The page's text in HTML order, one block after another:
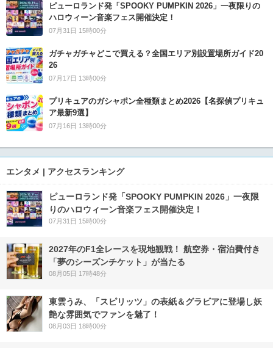
ピューロランド発「SPOOKY PUMPKIN 2026」一夜限りの
ハロウィーン音楽フェス開催決定！
07月31日 15時00分
ガチャガチャどこで買える？全国エリア別設置場所ガイド20
26
07月17日 13時00分
プリキュアのガシャポン全種類まとめ2026【名探偵プリキュ
ア最新9選】
07月16日 13時00分
エンタメ | アクセスランキング
ピューロランド発「SPOOKY PUMPKIN 2026」一夜限
りのハロウィーン音楽フェス開催決定！
07月31日 15時00分
2027年のF1全レースを現地観戦！ 航空券・宿泊費付き
「夢のシーズンチケット」が当たる
08月05日 17時48分
東雲うみ、「スピリッツ」の表紙＆グラビアに登場し妖
艶な雰囲気でファンを魅了！
08月03日 18時00分